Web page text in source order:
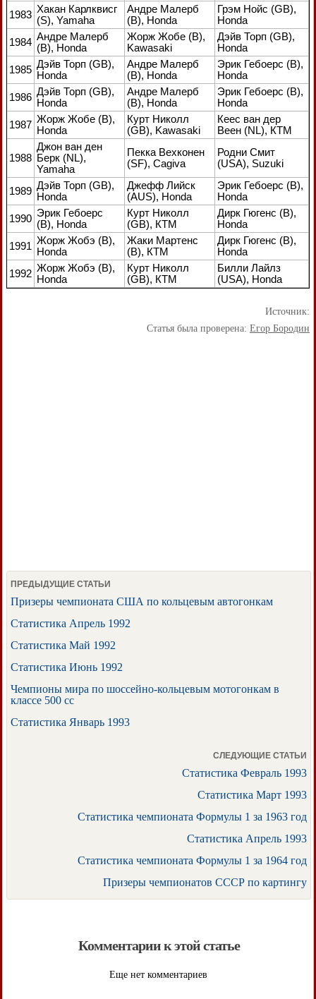
1983 Хакан Карлквисг
(S), Yamaha
Андре Малерб
(В), Honda
Грэм Нойс (GB),
Honda
1984 Андре Малерб
(В), Honda
Жорж Жобе (В),
Kawasaki
Дэйв Торп (GB),
Honda
1985 Дэйв Торп (GB),
Honda
Андре Малерб
(В), Honda
Эрик Гебоерс (В),
Honda
1986 Дэйв Торп (GB),
Honda
Андре Малерб
(В), Honda
Эрик Гебоерс (В),
Honda
1987 Жорж Жобе (В),
Honda
Курт Николл
(GB), Kawasaki
Кеес ван дер
Веен (NL), КТМ
1988
Джон ван ден
Берк (NL),
Yamaha
Пекка Вехконен
(SF), Cagiva
Родни Смит
(USA), Suzuki
1989 Дэйв Торп (GB),
Honda
Джефф Лийск
(AUS), Honda
Эрик Гебоерс (В),
Honda
1990 Эрик Гебоерс
(В), Honda
Курт Николл
(GB), КТМ
Дирк Гюгенс (В),
Honda
1991 Жорж Жобэ (В),
Honda
Жаки Мартенс
(В), КТМ
Дирк Гюгенс (В),
Honda
1992 Жорж Жобэ (В),
Honda
Курт Николл
(GB), КТМ
Билли Лайлз
(USA), Honda
Источник:
Статья была проверена: Егор Бородин
ПРЕДЫДУЩИЕ СТАТЬИ
Призеры чемпионата США по кольцевым автогонкам
Статистика Апрель 1992
Статистика Май 1992
Статистика Июнь 1992
Чемпионы мира по шоссейно-кольцевым мотогонкам в
классе 500 cc
Статистика Январь 1993
СЛЕДУЮЩИЕ СТАТЬИ
Статистика Февраль 1993
Статистика Март 1993
Статистика чемпионата Формулы 1 за 1963 год
Статистика Апрель 1993
Статистика чемпионата Формулы 1 за 1964 год
Призеры чемпионатов СССР по картингу
Комментарии к этой статье
Еще нет комментариев